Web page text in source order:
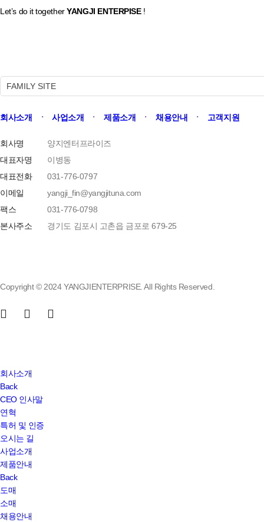
Let’s do it togetherYANGJI ENTERPISE!
회사소개 ㆍ 사업소개 ㆍ 제품소개 ㆍ 채용안내 ㆍ 고객지원
FAMILY SITE
회사명
양지엔터프라이즈
대표자명
이병동
대표전화
031-776-0797
이메일
yangji_fin@yangjituna.com
팩스
031-776-0798
본사주소
경기도 김포시 고촌읍 금포로 679-25
Copyright © 2024 YANGJIENTERPRISE. All Rights Reserved.
Close
Menu
회사소개
Back
CEO 인사말
연혁
특허 및 인증
오시는 길
사업소개
제품안내
Back
도매
소매
채용안내